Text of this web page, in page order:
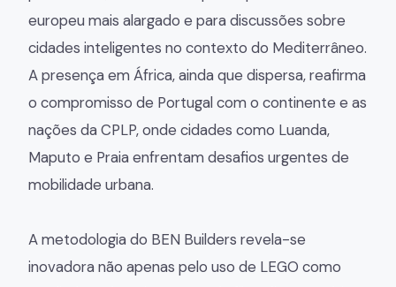
europeu mais alargado e para discussões sobre
cidades inteligentes no contexto do Mediterrâneo.
A presença em África, ainda que dispersa, reafirma
o compromisso de Portugal com o continente e as
nações da CPLP, onde cidades como Luanda,
Maputo e Praia enfrentam desafios urgentes de
mobilidade urbana.
A metodologia do BEN Builders revela-se
inovadora não apenas pelo uso de LEGO como